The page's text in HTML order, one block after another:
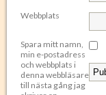
Webbplats
Spara mitt namn,
min e-postadress
och webbplats i
denna webbläsare
till nästa gång jag